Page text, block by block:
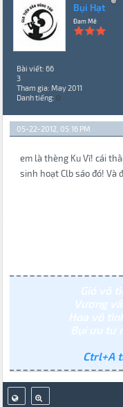
Bụi Hạt
Đam Mê
Bài viết: 66
3
Tham gia: May 2011
Danh tiếng: 0
05-22-2012, 05:16 PM
em là thèng Ku Vĩ! cái
sinh hoạt Clb sáo đó! Và
Gió vô
Vương
Hoa vô
Bụi ưu tư
Ctrl+A